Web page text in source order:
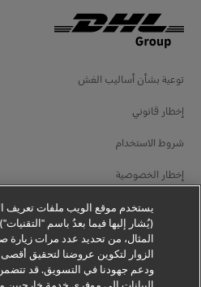
توعية بشأن أساليب الغش
إخطار قانوني
شروط الاستخدام
إخطار الخصوصية
معلومات إضافية
إعدادات ملفات تعريف الارتباط
يستخدم موقع الويب ملفات تعريف
(يُشار إليها فيما بعدُ باسم
المثال، من تحديد عدد مرات زيارة
الزوار لتكوين عروضنا لتحقيق
ودعم جهودنا في التسويق. قد